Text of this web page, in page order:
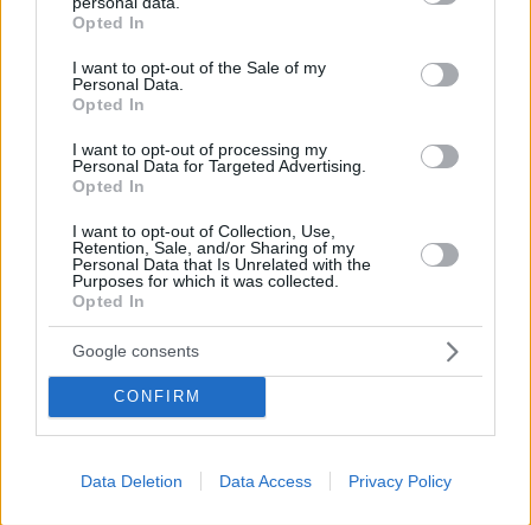
grant or deny consent to Google and its third-party tags to
use your data for below specified purposes in below Google
consent section.
Opted In
I want to opt-out of the Sale of my
Personal Data.
Opted In
I want to opt-out of processing my
Personal Data for Targeted Advertising.
Opted In
I want to opt-out of Collection, Use,
Retention, Sale, and/or Sharing of my
Personal Data that Is Unrelated with the
Purposes for which it was collected.
Opted In
Google consents
CONFIRM
Data Deletion Data Access Privacy Policy
Forbes: Οι καλύτεροι προορισμοί στον κόσμο για
να ζήσεις μετά την σύνταξη, ανάμεσά τους και
τέσσερις πόλεις της Ελλάδας
10.08.2026, 11:37